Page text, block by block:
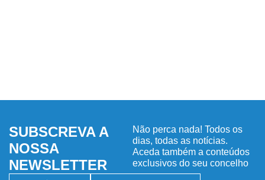
SUBSCREVA A
NOSSA
NEWSLETTER
Não perca nada! Todos os
dias, todas as notícias.
Aceda também a conteúdos
exclusivos do seu concelho